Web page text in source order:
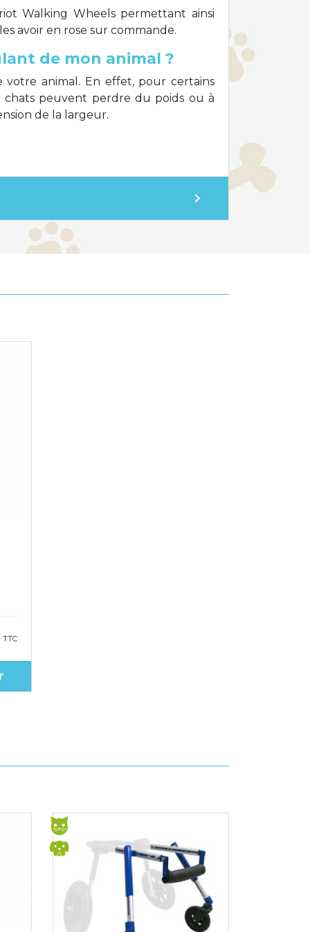
Walking Wheels permettant ainsi
avoir en rose sur commande.
de mon animal ?
votre animal. En effet, pour certains
chats peuvent perdre du poids ou à
de la largeur.
expand_more
TTC